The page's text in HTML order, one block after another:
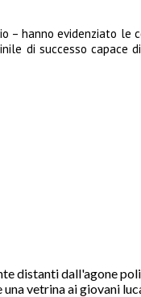
– hanno evidenziato le
di successo capace
distanti dall'agone
vetrina ai giovani